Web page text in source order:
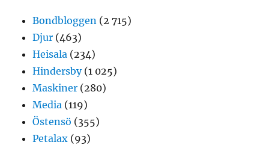
Bondbloggen (2 715)
Djur (463)
Heisala (234)
Hindersby(1 025)
Maskiner (280)
Media (119)
Östensö (355)
Petalax (93)